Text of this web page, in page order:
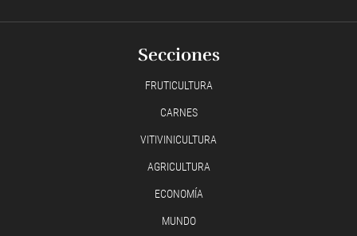
Secciones
FRUTICULTURA
CARNES
VITIVINICULTURA
AGRICULTURA
ECONOMÍA
MUNDO